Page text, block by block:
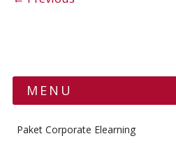
MENU
Paket Corporate Elearning